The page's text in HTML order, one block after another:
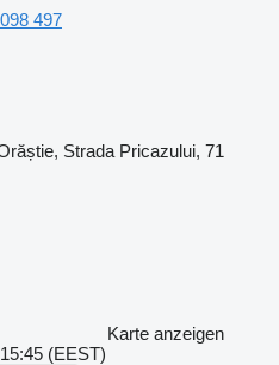
497
Strada Pricazului, 71
Karte anzeigen
(EEST)